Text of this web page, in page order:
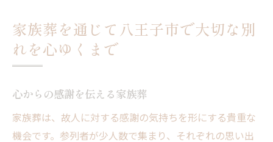
家族葬を通じて八王子市で大切な別
れを心ゆくまで
心からの感謝を伝える家族葬
家族葬は、故人に対する感謝の気持ちを形にする貴重な
機会です。参列者が少人数で集まり、それぞれの思い出